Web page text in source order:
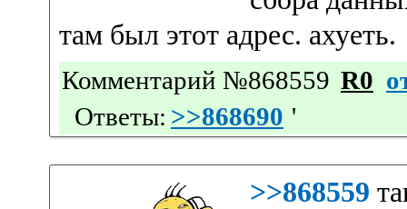
там был этот адрес. ахуеть.
Комментарий №868559 R0
Ответы: >>868690 '
>>868559